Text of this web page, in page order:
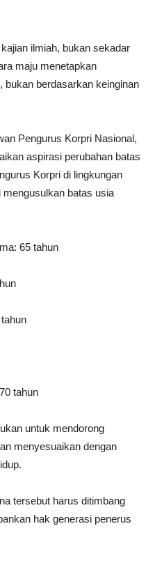
ilmiah, bukan sekadar
maju menetapkan
bukan berdasarkan keinginan
Pengurus Korpri Nasional,
aspirasi perubahan batas
Korpri di lingkungan
mengusulkan batas usia
65 tahun
tahun
untuk mendorong
menyesuaikan dengan
tersebut harus ditimbang
hak generasi penerus